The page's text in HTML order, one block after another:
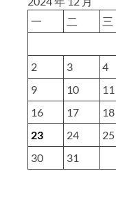
一
二 三
2
3 4
9
10 11
16
17 18
23
24 25
30
31